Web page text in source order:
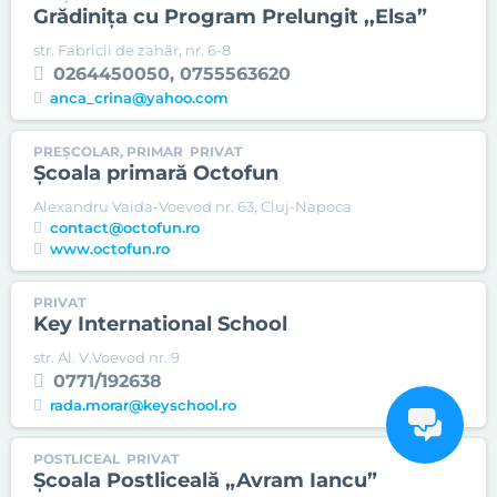
Grădinița cu Program Prelungit ,,Elsa”
str. Fabricii de zahăr, nr. 6-8
0264450050, 0755563620
anca_crina@yahoo.com
PREȘCOLAR, PRIMAR PRIVAT
Școala primară Octofun
Alexandru Vaida-Voevod nr. 63, Cluj-Napoca
contact@octofun.ro
www.octofun.ro
PRIVAT
Key International School
str. Al. V.Voevod nr. 9
0771/192638
rada.morar@keyschool.ro
POSTLICEAL PRIVAT
Şcoala Postliceală „Avram Iancu”